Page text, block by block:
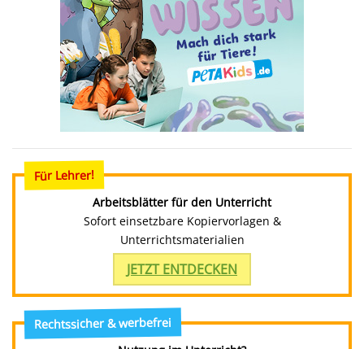
Für Lehrer!
Arbeitsblätter für den Unterricht
Sofort einsetzbare Kopiervorlagen &
Unterrichtsmaterialien
JETZT ENTDECKEN
Rechtssicher & werbefrei